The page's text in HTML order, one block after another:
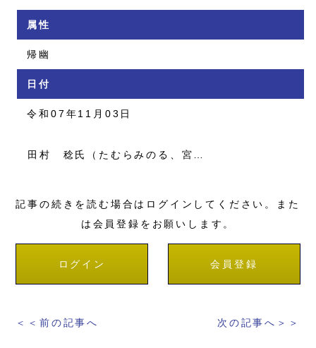
属性
帰幽
日付
令和07年11月03日
田村 稔氏（たむらみのる、宮…
記事の続きを読む場合はログインしてください。また
は会員登録をお願いします。
ログイン 会員登録
＜＜前の記事へ 次の記事へ＞＞